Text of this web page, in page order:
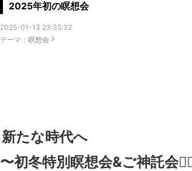
2025年初の瞑想会
2025-01-13 23:35:32
テーマ： 瞑想会
新たな時代へ
〜初冬特別瞑想会&ご神託会